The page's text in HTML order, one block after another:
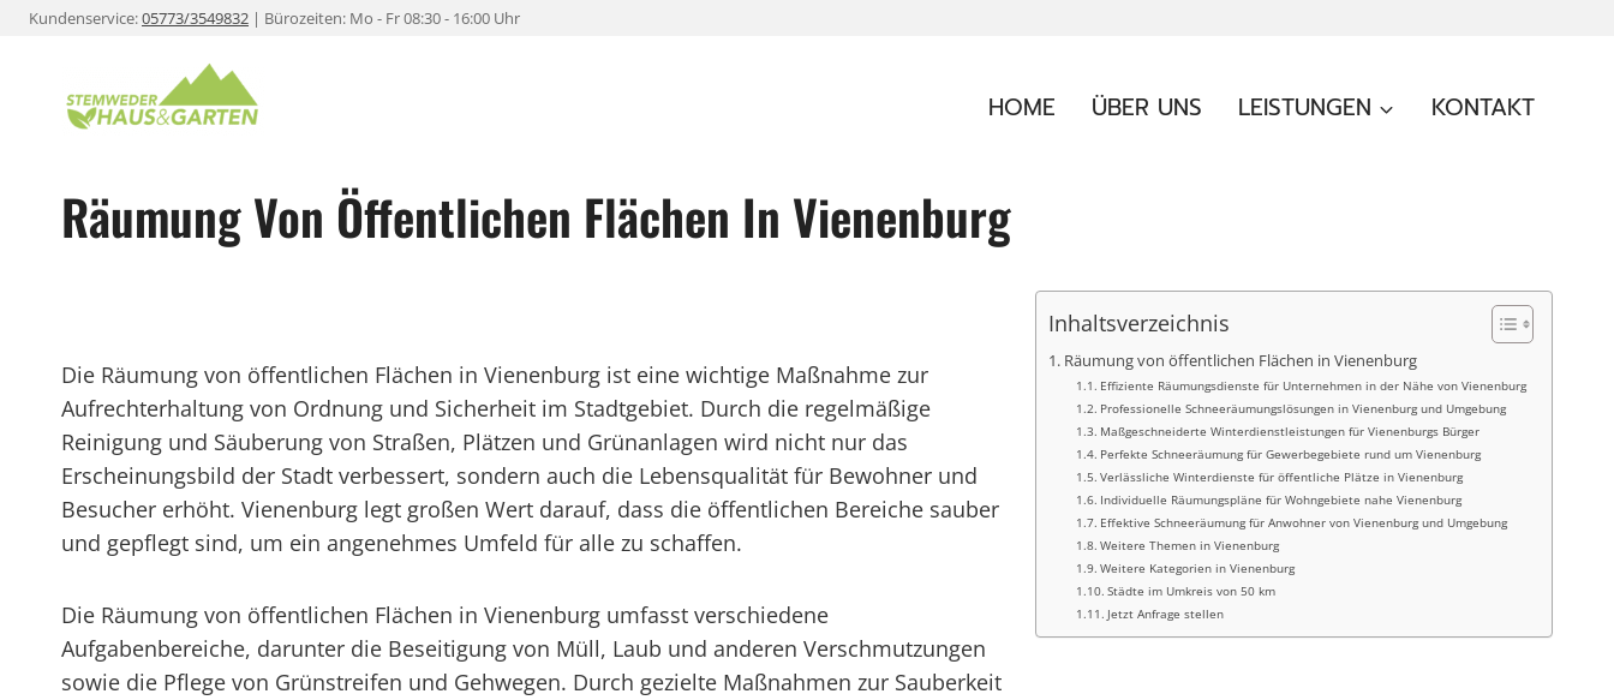
ZumKundenservice:05773/3549832 | Bürozeiten: Mo - Fr 08:30 - 16:00 Uhr
HOME ÜBER UNS LEISTUNGEN KONTAKT
Räumung Von Öffentlichen Flächen In Vienenburg
Inhaltsverzeichnis
Räumung von öffentlichen Flächen in Vienenburg
Effiziente Räumungsdienste für Unternehmen in der Nähe von Vienenburg
Professionelle Schneeräumungslösungen in Vienenburg und Umgebung
Maßgeschneiderte Winterdienstleistungen für Vienenburgs Bürger
Perfekte Schneeräumung für Gewerbegebiete rund um Vienenburg
Verlässliche Winterdienste für öffentliche Plätze in Vienenburg
Individuelle Räumungspläne für Wohngebiete nahe Vienenburg
Effektive Schneeräumung für Anwohner von Vienenburg und Umgebung
Weitere Themen in Vienenburg
Weitere Kategorien in Vienenburg
Städte im Umkreis von 50 km
Jetzt Anfrage stellen
Die Räumung von öffentlichen Flächen in Vienenburg ist eine wichtige Maßnahme zur
Aufrechterhaltung von Ordnung und Sicherheit im Stadtgebiet. Durch die regelmäßige
Reinigung und Säuberung von Straßen, Plätzen und Grünanlagen wird nicht nur das
Erscheinungsbild der Stadt verbessert, sondern auch die Lebensqualität für Bewohner und
Besucher erhöht. Vienenburg legt großen Wert darauf, dass die öffentlichen Bereiche sauber
und gepflegt sind, um ein angenehmes Umfeld für alle zu schaffen.
Die Räumung von öffentlichen Flächen in Vienenburg umfasst verschiedene
Aufgabenbereiche, darunter die Beseitigung von Müll, Laub und anderen Verschmutzungen
sowie die Pflege von Grünstreifen und Gehwegen. Durch gezielte Maßnahmen zur Sauberkeit